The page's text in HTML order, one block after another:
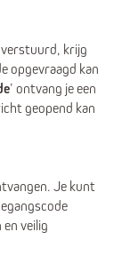
krijg
opgevraagd kan
’ ontvang je een
geopend kan
Je kunt
veilig